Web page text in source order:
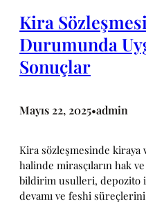
Kira
Durumunda
Sonuçlar
Mayıs 22, 2025•admin
Kira sözleşmesinde kiraya
halinde mirasçıların hak
bildirim usulleri, depozito
devamı ve feshi süreçlerini